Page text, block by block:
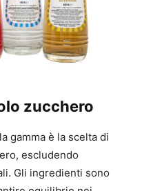
zucchero
gamma è la scelta di
escludendo
Gli ingredienti sono